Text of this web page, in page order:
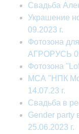
Свадьба
Украшение
09.2023 г.
Фотозона
АГРОРУСЬ
Фотозона
МСА "НПК
14.07.23 г.
Свадьба в
Gender party
25.06.2023 г.